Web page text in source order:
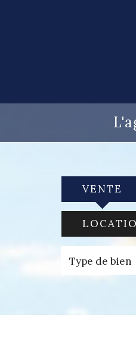
VENTE
Type de bien